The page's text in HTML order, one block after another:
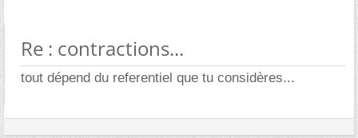
Re : contractions...
tout dépend du referentiel que tu considères...